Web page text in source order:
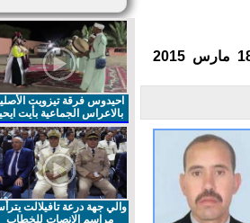
احيدوس فرقة تيزويت الأصلية
بالاعراس الجماعية بأيت ايحيا
والي جهة درعة تافيلالت يترأس
مراسم الإنصات للخطاب